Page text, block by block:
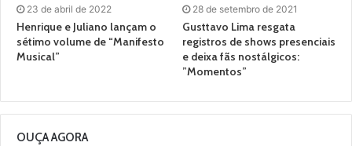
23 de abril de 2022
Henrique e Juliano lançam o
sétimo volume de “Manifesto
Musical”
28 de setembro de 2021
Gusttavo Lima resgata
registros de shows presenciais
e deixa fãs nostálgicos:
”Momentos”
OUÇA AGORA